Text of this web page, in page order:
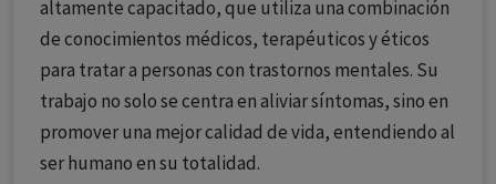
altamente capacitado, que utiliza una combinación
de conocimientos médicos, terapéuticos y éticos
para tratar a personas con trastornos mentales. Su
trabajo no solo se centra en aliviar síntomas, sino en
promover una mejor calidad de vida, entendiendo al
ser humano en su totalidad.